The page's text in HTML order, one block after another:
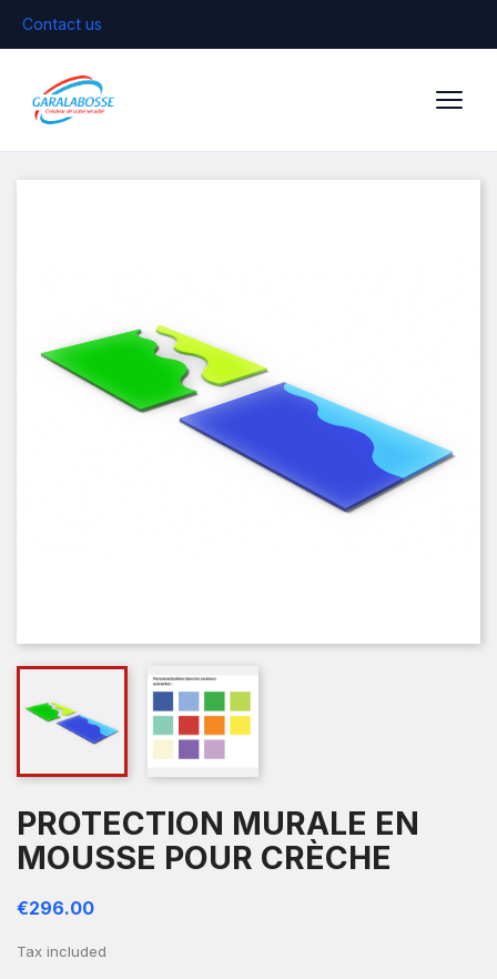
Contact us
PROTECTION MURALE EN
MOUSSE POUR CRÈCHE
€296.00
Tax included